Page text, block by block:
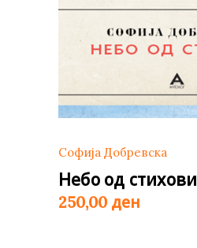
Софија Добревска
Небо од стихови
250,00 ден